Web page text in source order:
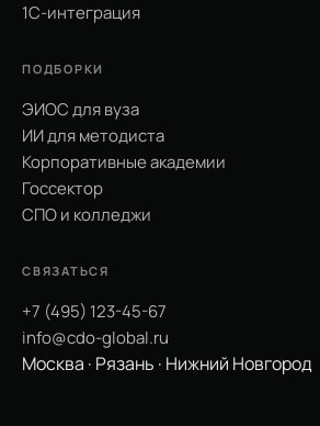
1С-интеграция
ПОДБОРКИ
ЭИОС для вуза
ИИ для методиста
Корпоративные академии
Госсектор
СПО и колледжи
СВЯЗАТЬСЯ
+7 (495) 123-45-67
info@cdo-global.ru
Москва · Рязань · Нижний Новгород